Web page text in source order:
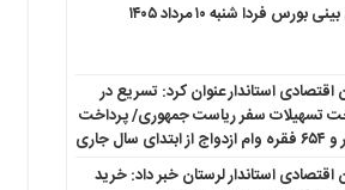
بورس فردا شنبه ۱۰ مرداد ۱۴۰۵
اقتصادی استاندار عنوان کرد: تسریع در
تسهیلات سفر ریاست جمهوری/ پرداخت
اقتصادی استاندار لرستان خبر داد: خرید